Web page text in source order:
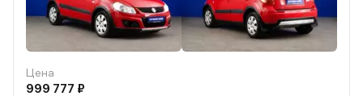
Цена
999 777 ₽